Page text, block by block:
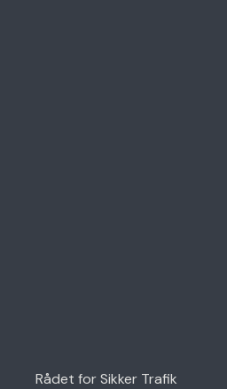
Rådet for Sikker Trafik